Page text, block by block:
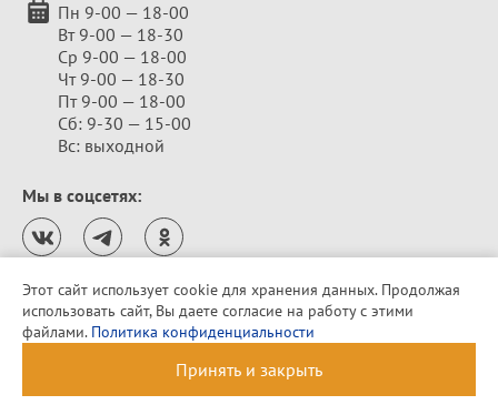
Пн 9-00 — 18-00
Вт 9-00 — 18-30
Ср 9-00 — 18-00
Чт 9-00 — 18-30
Пт 9-00 — 18-00
Сб: 9-30 — 15-00
Вс: выходной
Мы в соцсетях:
Политика конфиденциальности
© 2010–2026 «Алтайская бельевая компания»
Этот сайт использует cookie для хранения данных. Продолжая
использовать сайт, Вы даете согласие на работу с этими
файлами. Политика конфиденциальности
Принять и закрыть